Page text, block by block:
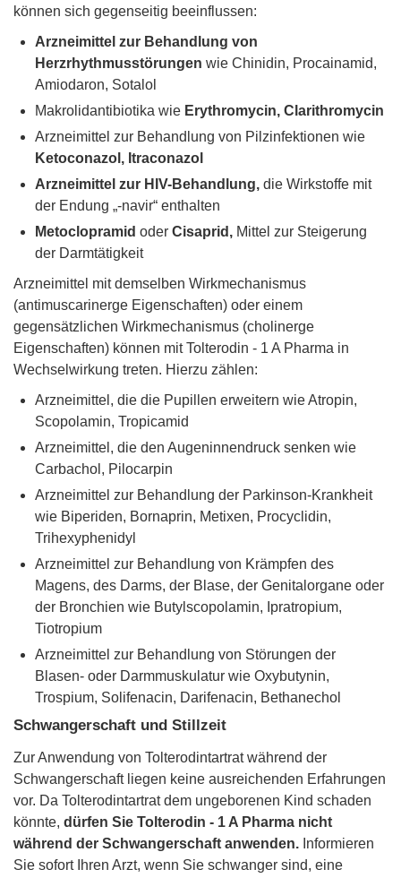
können sich gegenseitig beeinflussen:
Arzneimittel zur Behandlung von
Herzrhythmusstörungen wie Chinidin, Procainamid,
Amiodaron, Sotalol
Makrolidantibiotika wie Erythromycin, Clarithromycin
Arzneimittel zur Behandlung von Pilzinfektionen wie
Ketoconazol, Itraconazol
Arzneimittel zur HIV-Behandlung, die Wirkstoffe mit
der Endung „-navir“ enthalten
Metoclopramid oder Cisaprid, Mittel zur Steigerung
der Darmtätigkeit
Arzneimittel mit demselben Wirkmechanismus
(antimuscarinerge Eigenschaften) oder einem
gegensätzlichen Wirkmechanismus (cholinerge
Eigenschaften) können mit Tolterodin - 1 A Pharma in
Wechselwirkung treten. Hierzu zählen:
Arzneimittel, die die Pupillen erweitern wie Atropin,
Scopolamin, Tropicamid
Arzneimittel, die den Augeninnendruck senken wie
Carbachol, Pilocarpin
Arzneimittel zur Behandlung der Parkinson-Krankheit
wie Biperiden, Bornaprin, Metixen, Procyclidin,
Trihexyphenidyl
Arzneimittel zur Behandlung von Krämpfen des
Magens, des Darms, der Blase, der Genitalorgane oder
der Bronchien wie Butylscopolamin, Ipratropium,
Tiotropium
Arzneimittel zur Behandlung von Störungen der
Blasen- oder Darmmuskulatur wie Oxybutynin,
Trospium, Solifenacin, Darifenacin, Bethanechol
Schwangerschaft und Stillzeit
Zur Anwendung von Tolterodintartrat während der
Schwangerschaft liegen keine ausreichenden Erfahrungen
vor. Da Tolterodintartrat dem ungeborenen Kind schaden
könnte, dürfen Sie Tolterodin - 1 A Pharma nicht
während der Schwangerschaft anwenden. Informieren
Sie sofort Ihren Arzt, wenn Sie schwanger sind, eine